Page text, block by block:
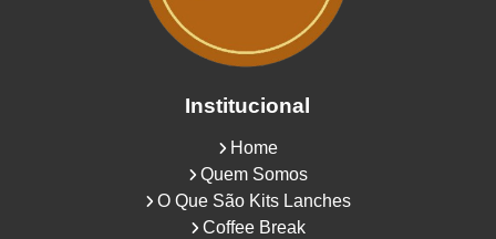
Institucional
Home
Quem Somos
O Que São Kits Lanches
Coffee Break